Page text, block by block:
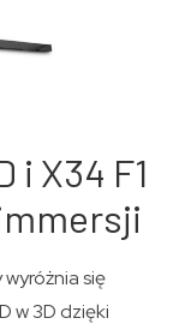
i X34 F1
się
w 3D dzięki